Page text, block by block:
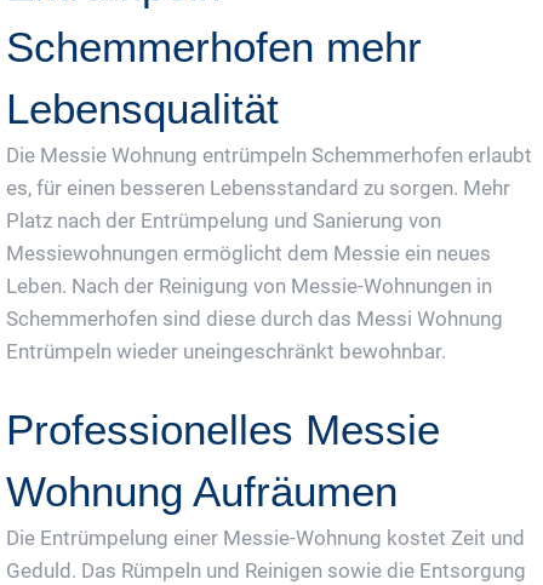
Schemmerhofen mehr
Lebensqualität
Die Messie Wohnung entrümpeln Schemmerhofen erlaubt
es, für einen besseren Lebensstandard zu sorgen. Mehr
Platz nach der Entrümpelung und Sanierung von
Messiewohnungen ermöglicht dem Messie ein neues
Leben. Nach der Reinigung von Messie-Wohnungen in
Schemmerhofen sind diese durch das Messi Wohnung
Entrümpeln wieder uneingeschränkt bewohnbar.
Professionelles Messie
Wohnung Aufräumen
Die Entrümpelung einer Messie-Wohnung kostet Zeit und
Geduld. Das Rümpeln und Reinigen sowie die Entsorgung